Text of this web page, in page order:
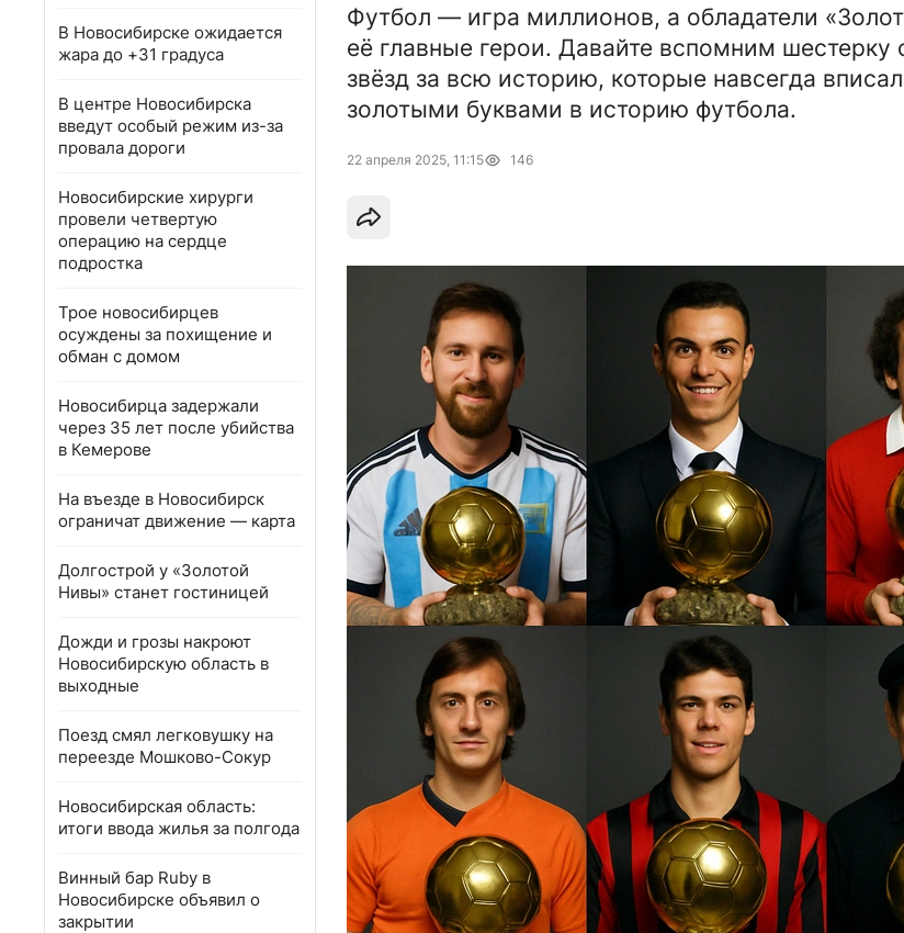
В Новосибирске ожидается
жара до +31 градуса
В центре Новосибирска
введут особый режим из-за
провала дороги
Новосибирские хирурги
провели четвертую
операцию на сердце
подростка
Трое новосибирцев
осуждены за похищение и
обман с домом
Новосибирца задержали
через 35 лет после убийства
в Кемерове
На въезде в Новосибирск
ограничат движение — карта
Долгострой у «Золотой
Нивы» станет гостиницей
Дожди и грозы накроют
Новосибирскую область в
выходные
Поезд смял легковушку на
переезде Мошково-Сокур
Новосибирская область:
итоги ввода жилья за полгода
Винный бар Ruby в
Новосибирске объявил о
закрытии
Футбол — игра миллионов, а обладатели
её главные герои. Давайте вспомним шестерку
звёзд за всю историю, которые навсегда
золотыми буквами в историю футбола.
22 апреля 2025, 11:15 146